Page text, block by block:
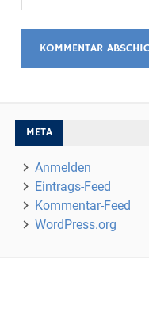
META
Anmelden
Eintrags-Feed
Kommentar-Feed
WordPress.org